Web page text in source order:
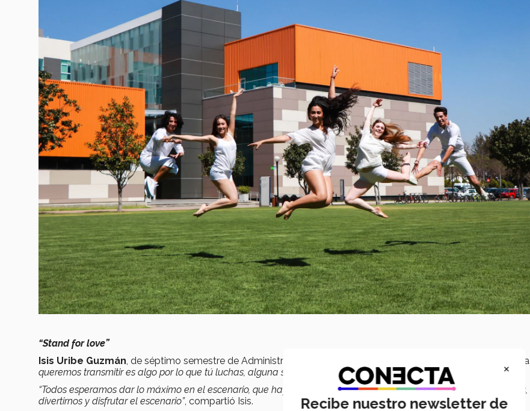
“Stand for love”
Isis Uribe Guzmán, de séptimo semestre de Administración Financiera (LAF), expresó que en esta coreografía
queremos transmitir es algo por lo que tú luchas, alguna situación difícil que tienes que ser fuerte”.
“Todos esperamos dar lo máximo en el escenario, que haya una sana competencia de parte de todos los campus,
divertirnos y disfrutar el escenario”, compartió Isis.
×
Recibe nuestro newsletter de